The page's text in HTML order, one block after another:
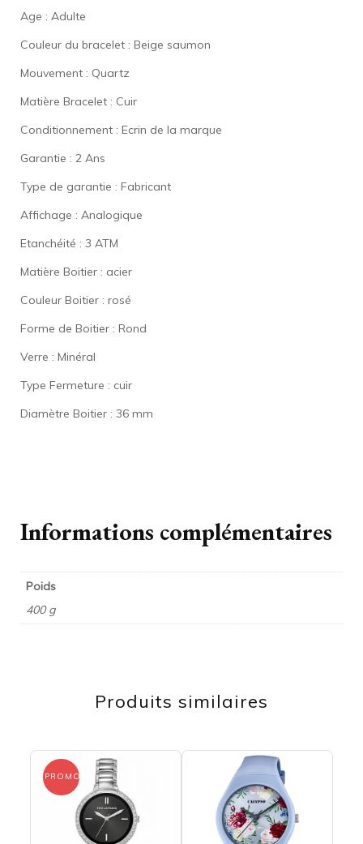
Age : Adulte
Couleur du bracelet : Beige saumon
Mouvement : Quartz
Matière Bracelet : Cuir
Conditionnement : Ecrin de la marque
Garantie : 2 Ans
Type de garantie : Fabricant
Affichage : Analogique
Etanchéité : 3 ATM
Matière Boitier : acier
Couleur Boitier : rosé
Forme de Boitier : Rond
Verre : Minéral
Type Fermeture : cuir
Diamètre Boitier : 36 mm
Informations complémentaires
Poids
400 g
Produits similaires
PROMO !